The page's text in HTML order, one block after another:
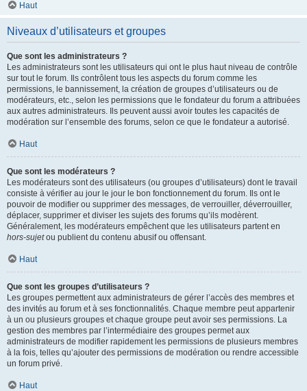
Haut
Niveaux d’utilisateurs et groupes
Que sont les administrateurs ?
Les administrateurs sont les utilisateurs qui ont le plus haut niveau de contrôle
sur tout le forum. Ils contrôlent tous les aspects du forum comme les
permissions, le bannissement, la création de groupes d’utilisateurs ou de
modérateurs, etc., selon les permissions que le fondateur du forum a attribuées
aux autres administrateurs. Ils peuvent aussi avoir toutes les capacités de
modération sur l’ensemble des forums, selon ce que le fondateur a autorisé.
Haut
Que sont les modérateurs ?
Les modérateurs sont des utilisateurs (ou groupes d’utilisateurs) dont le travail
consiste à vérifier au jour le jour le bon fonctionnement du forum. Ils ont le
pouvoir de modifier ou supprimer des messages, de verrouiller, déverrouiller,
déplacer, supprimer et diviser les sujets des forums qu’ils modèrent.
Généralement, les modérateurs empêchent que les utilisateurs partent en
hors-sujetou publient du contenu abusif ou offensant.
Haut
Que sont les groupes d’utilisateurs ?
Les groupes permettent aux administrateurs de gérer l’accès des membres et
des invités au forum et à ses fonctionnalités. Chaque membre peut appartenir
à un ou plusieurs groupes et chaque groupe peut avoir ses permissions. La
gestion des membres par l’intermédiaire des groupes permet aux
administrateurs de modifier rapidement les permissions de plusieurs membres
à la fois, telles qu’ajouter des permissions de modération ou rendre accessible
un forum privé.
Haut